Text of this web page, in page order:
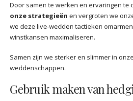
Door samen te werken en ervaringen te
onze strategieën en vergroten we
we deze live-wedden tactieken
winstkansen maximaliseren.
Samen zijn we sterker en slimmer in
weddenschappen.
Gebruik maken van